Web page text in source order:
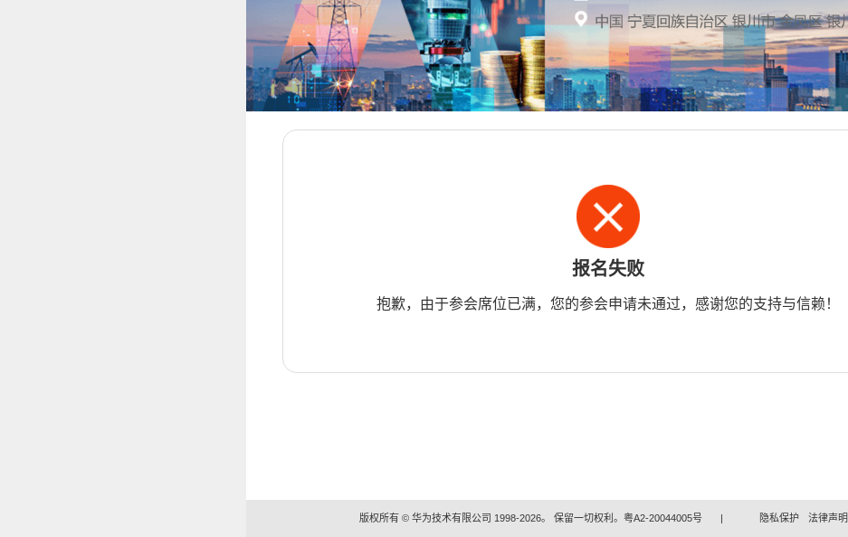
报名失败
抱歉，由于参会席位已满，您的参会申请未通过，感谢您的支持与信赖！
版权所有 © 华为技术有限公司 1998-2026。 保留一切权利。粤A2-20044005号 | 隐私保护 法律声明